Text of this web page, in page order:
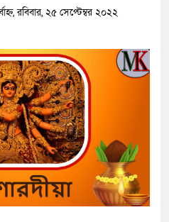
রবিবার, ২৫ সেপ্টেম্বর ২০২২